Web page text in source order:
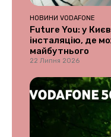
НОВИНИ VODAFONE
Future You: у
інсталяцію, де
майбутнього
22 Липня 2026